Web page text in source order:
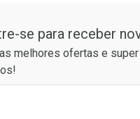
se para receber
melhores ofertas e